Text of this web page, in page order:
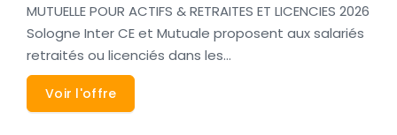
MUTUELLE POUR ACTIFS & RETRAITES ET LICENCIES 2026
Sologne Inter CE et Mutuale proposent aux salariés
retraités ou licenciés dans les…
Voir l'offre